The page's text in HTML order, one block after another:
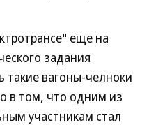
еще на
задания
такие вагоны-челноки
в том, что одним из
участникам стал